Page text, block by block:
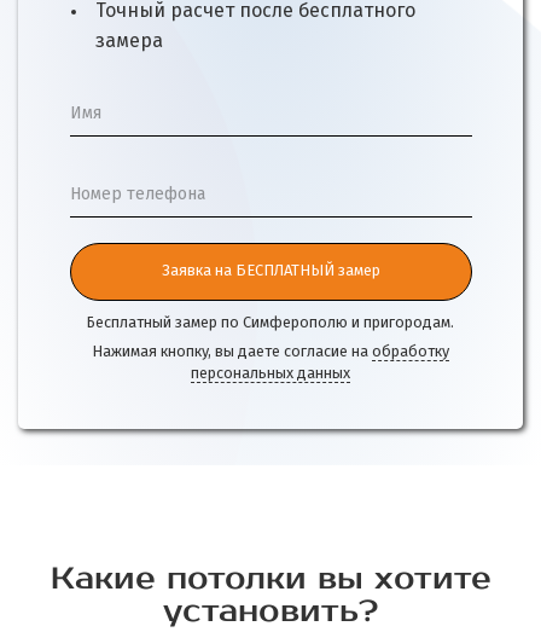
Точный расчет после бесплатного
замера
Имя
Номер телефона
Заявка на БЕСПЛАТНЫЙ замер
Бесплатный замер по Симферополю и пригородам.
Нажимая кнопку, вы даете согласие на обработку
персональных данных
Какие потолки вы хотите
установить?